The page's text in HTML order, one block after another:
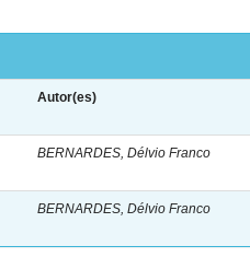
Autor(es)
BERNARDES, Délvio Franco
BERNARDES, Délvio Franco